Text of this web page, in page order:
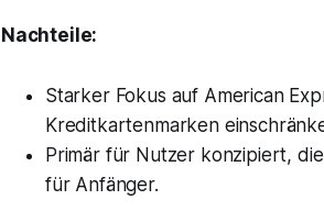
Nachteile:
Starker Fokus auf American
Kreditkartenmarken
Primär für Nutzer konzipiert,
für Anfänger.